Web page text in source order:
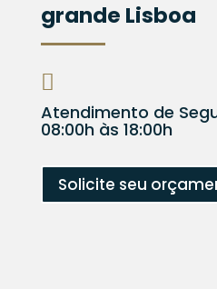
grande Lisboa

Atendimento de
08:00h às 18:00h
Solicite seu